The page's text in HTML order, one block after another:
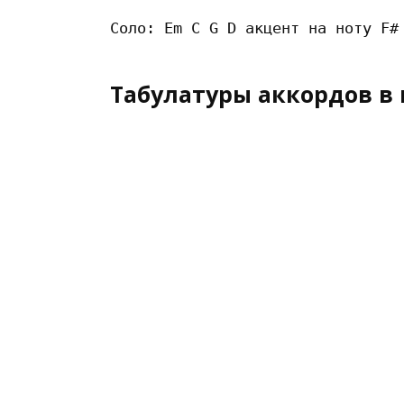
Табулатуры аккордов в